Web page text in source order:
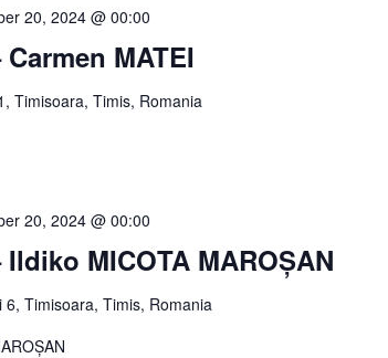
MATEI
20, 2024 @ 00:00
Timisoara, Timis, Romania
MICOTA MAROȘAN
20, 2024 @ 00:00
6, Timisoara, Timis, Romania